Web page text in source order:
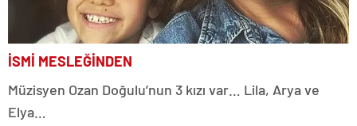
İSMİ MESLEĞİNDEN
Müzisyen Ozan Doğulu’nun 3 kızı var… Lila, Arya ve
Elya…